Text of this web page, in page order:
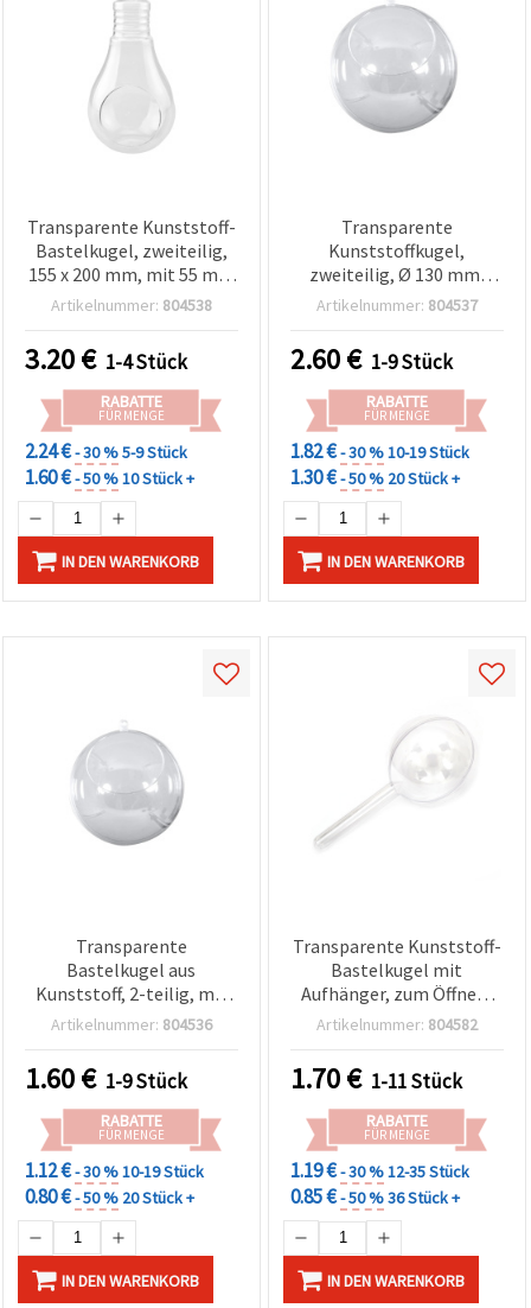
Transparente Kunststoff-
Bastelkugel, zweiteilig,
155 x 200 mm, mit 55 mm
Öffnung
Artikelnummer: 804538
3.20€ 1-4 Stück
RABATTE
FÜR MENGE
2.24 €- 30 %5-9 Stück
1.60 €- 50 %10 Stück +
IN DEN WARENKORB
Transparente
Kunststoffkugel,
zweiteilig, Ø 130 mm,
Öffnung Ø 75 mm – zum
Artikelnummer: 804537
2.60€ 1-9 Stück
RABATTE
FÜR MENGE
1.82 €- 30 %10-19 Stück
1.30 €- 50 % 20 Stück +
IN DEN WARENKORB
Transparente
Bastelkugel aus
Kunststoff, 2-teilig, mit
Standfläche, 90 mm,
Artikelnummer: 804536
1.60€ 1-9 Stück
RABATTE
FÜR MENGE
1.12 €- 30 %10-19 Stück
0.80 €- 50 % 20 Stück +
IN DEN WARENKORB
Transparente Kunststoff-
Bastelkugel mit
Aufhänger, zum Öffnen,
100 mm
Artikelnummer: 804582
1.70€ 1-11 Stück
RABATTE
FÜR MENGE
1.19 €- 30 %12-35 Stück
0.85 €- 50 %36 Stück +
IN DEN WARENKORB